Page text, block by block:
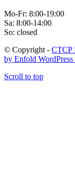
Mo-Fr: 8:00-19:00
Sa: 8:00-14:00
So: closed
© Copyright - CTCP
by Enfold WordPress
Scroll to top